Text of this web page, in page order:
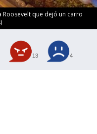
que dejó un carro
13 4